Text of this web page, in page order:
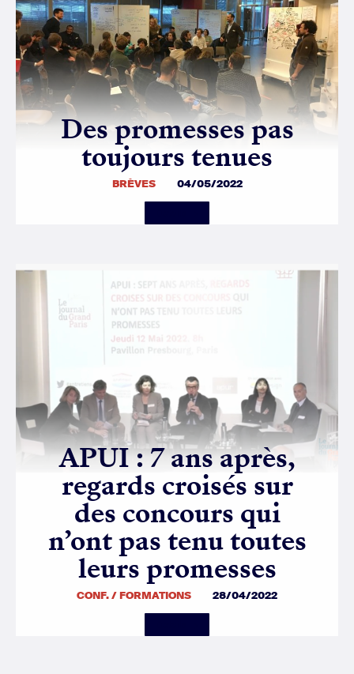
Des promesses pas
toujours tenues
BRÈVES 04/05/2022
APUI : 7 ans après,
regards croisés sur
des concours qui
n’ont pas tenu toutes
leurs promesses
CONF. / FORMATIONS 28/04/2022